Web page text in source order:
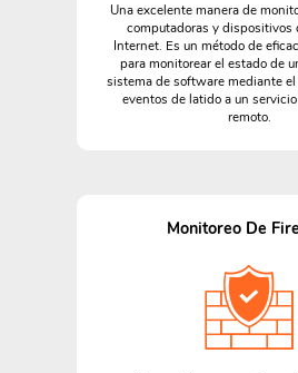
Una excelente manera de
computadoras y dispositivos
Internet. Es un método de
para monitorear el estado de
sistema de software mediante
eventos de latido a un
remoto.
Monitoreo De